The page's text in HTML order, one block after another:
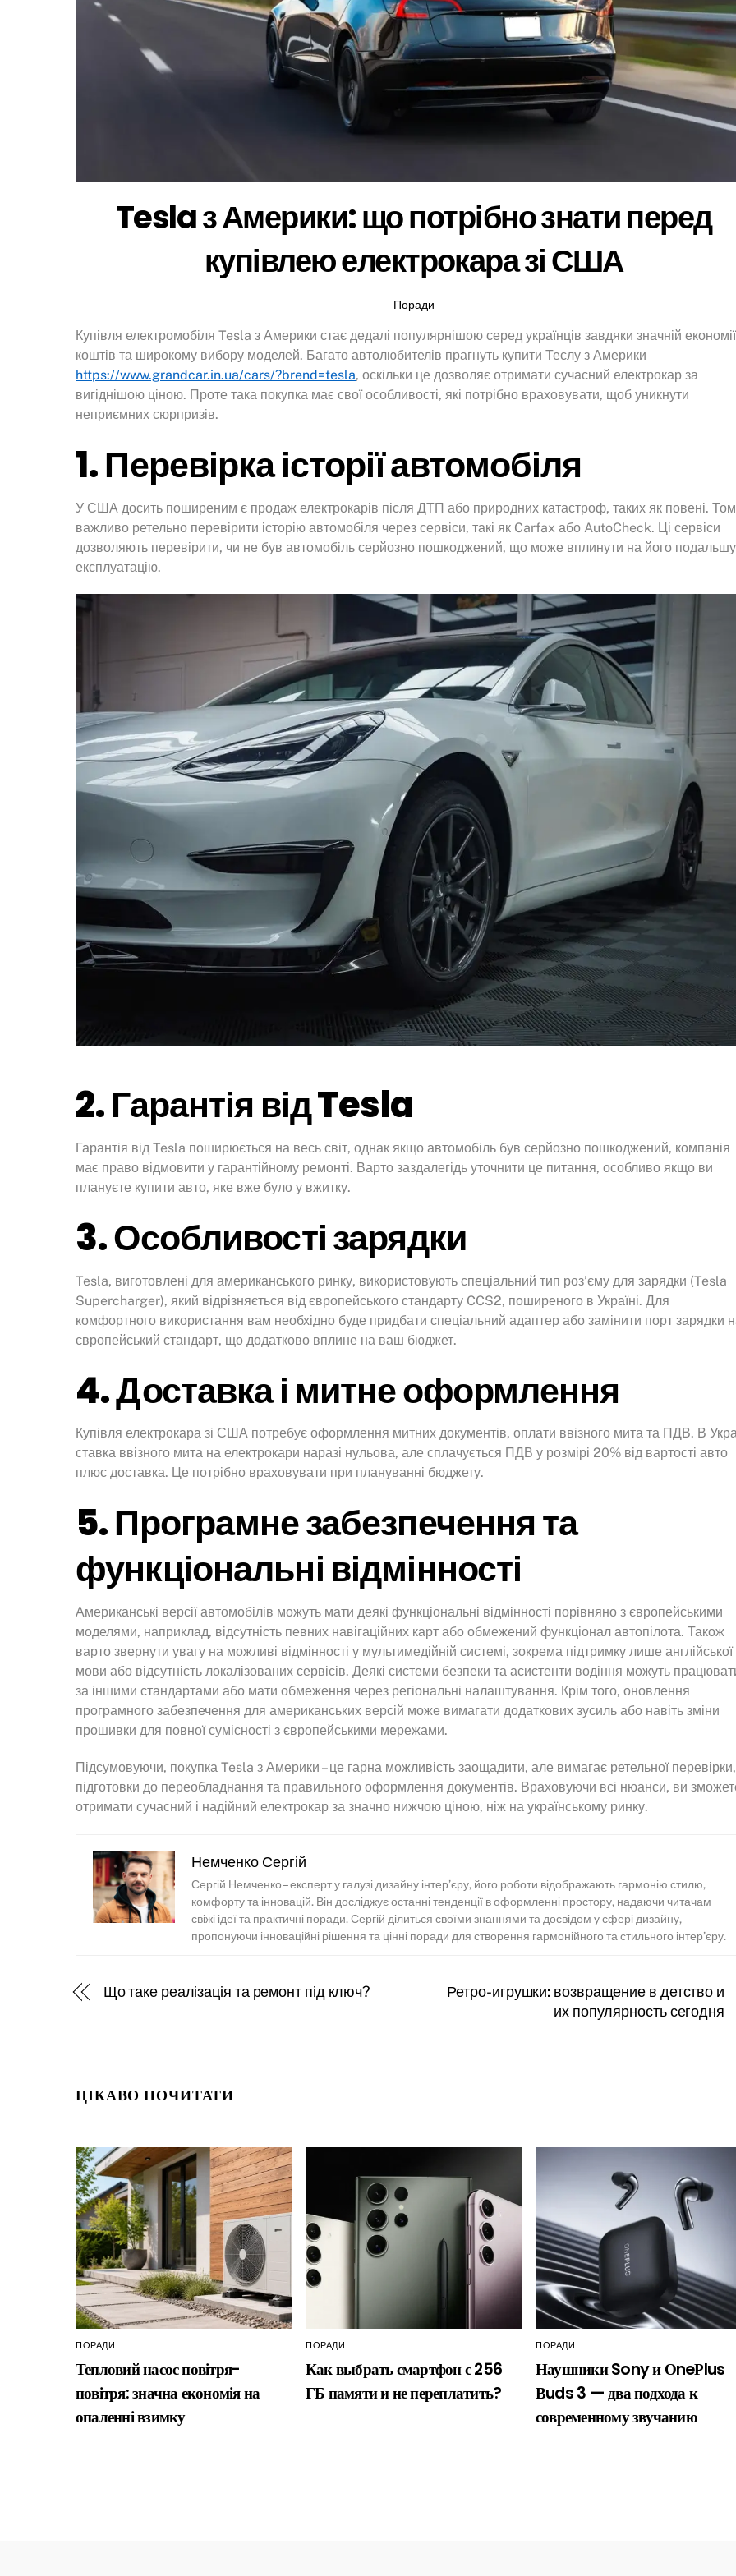
Tesla з Америки: що потрібно знати перед
купівлею електрокара зі США
Поради
Купівля електромобіля Tesla з Америки стає дедалі популярнішою серед українців завдяки значній економії
коштів та широкому вибору моделей. Багато автолюбителів прагнуть купити Теслу з Америки
https://www.grandcar.in.ua/cars/?brend=tesla, оскільки це дозволяє отримати сучасний електрокар за
вигіднішою ціною. Проте така покупка має свої особливості, які потрібно враховувати, щоб уникнути
неприємних сюрпризів.
1. Перевірка історії автомобіля
У США досить поширеним є продаж електрокарів після ДТП або природних катастроф, таких як повені.
важливо ретельно перевірити історію автомобіля через сервіси, такі як Carfax або AutoCheck. Ці сервіси
дозволяють перевірити, чи не був автомобіль серйозно пошкоджений, що може вплинути на його подальшу
експлуатацію.
2. Гарантія від Tesla
Гарантія від Tesla поширюється на весь світ, однак якщо автомобіль був серйозно пошкоджений, компанія
має право відмовити у гарантійному ремонті. Варто заздалегідь уточнити це питання, особливо якщо ви
плануєте купити авто, яке вже було у вжитку.
3. Особливості зарядки
Tesla, виготовлені для американського ринку, використовують спеціальний тип роз’єму для зарядки (Tesla
Supercharger), який відрізняється від європейського стандарту CCS2, поширеного в Україні. Для
комфортного використання вам необхідно буде придбати спеціальний адаптер або замінити порт зарядки
європейський стандарт, що додатково вплине на ваш бюджет.
4. Доставка і митне оформлення
Купівля електрокара зі США потребує оформлення митних документів, оплати ввізного мита та ПДВ. В
ставка ввізного мита на електрокари наразі нульова, але сплачується ПДВ у розмірі 20% від вартості авто
плюс доставка. Це потрібно враховувати при плануванні бюджету.
5. Програмне забезпечення та
функціональні відмінності
Американські версії автомобілів можуть мати деякі функціональні відмінності порівняно з європейськими
моделями, наприклад, відсутність певних навігаційних карт або обмежений функціонал автопілота. Також
варто звернути увагу на можливі відмінності у мультимедійній системі, зокрема підтримку лише англійської
мови або відсутність локалізованих сервісів. Деякі системи безпеки та асистенти водіння можуть
за іншими стандартами або мати обмеження через регіональні налаштування. Крім того, оновлення
програмного забезпечення для американських версій може вимагати додаткових зусиль або навіть зміни
прошивки для повної сумісності з європейськими мережами.
Підсумовуючи, покупка Tesla з Америки – це гарна можливість заощадити, але вимагає ретельної перевірки,
підготовки до переобладнання та правильного оформлення документів. Враховуючи всі нюанси, ви
отримати сучасний і надійний електрокар за значно нижчою ціною, ніж на українському ринку.
Немченко Сергій
Сергій Немченко – експерт у галузі дизайну інтер’єру, його роботи відображають гармонію стилю,
комфорту та інновацій. Він досліджує останні тенденції в оформленні простору, надаючи читачам
свіжі ідеї та практичні поради. Сергій ділиться своїми знаннями та досвідом у сфері дизайну,
пропонуючи інноваційні рішення та цінні поради для створення гармонійного та стильного інтер’єру.
Що таке реалізація та ремонт під ключ?
Ретро-игрушки: возвращение в детство и
их популярность сегодня
ЦІКАВО ПОЧИТАТИ
ПОРАДИ
Тепловий насос повітря-
повітря: значна економія на
опаленні взимку
ПОРАДИ
Как выбрать смартфон с 256
ГБ памяти и не переплатить?
ПОРАДИ
Наушники Sony и ОneРlus
Вuds 3 — два подхода к
современному звучанию